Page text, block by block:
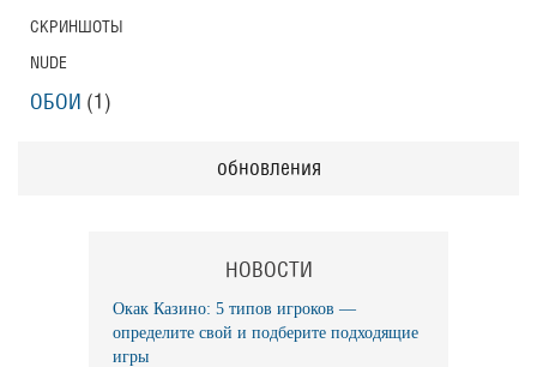
СКРИНШОТЫ
NUDE
ОБОИ (1)
обновления
НОВОСТИ
Окак Казино: 5 типов игроков —
определите свой и подберите подходящие
игры